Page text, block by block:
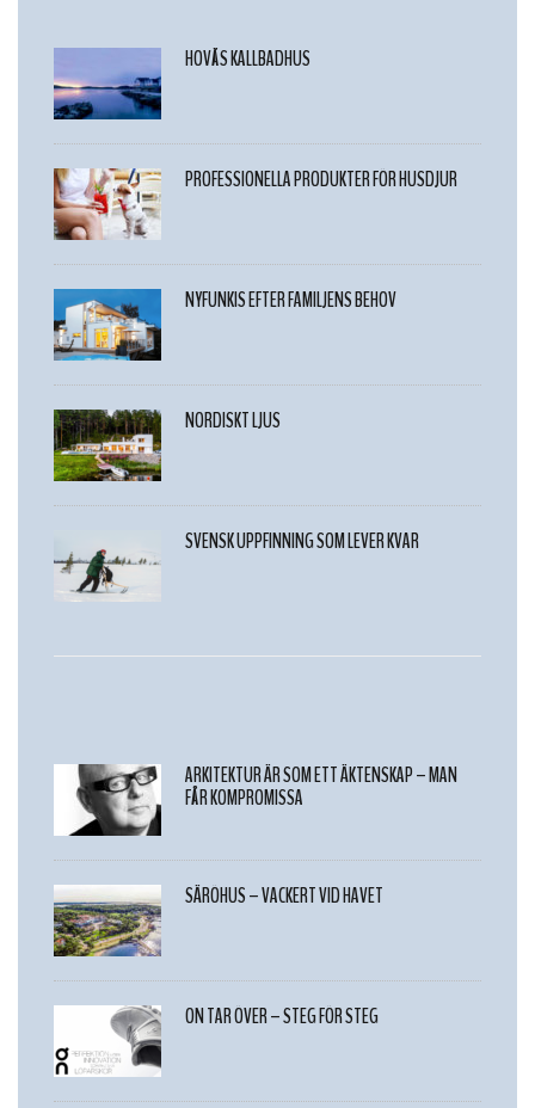
HOVÅS KALLBADHUS
PROFESSIONELLA PRODUKTER FÖR HUSDJUR
NYFUNKIS EFTER FAMILJENS BEHOV
NORDISKT LJUS
SVENSK UPPFINNING SOM LEVER KVAR
ARKITEKTUR ÄR SOM ETT ÄKTENSKAP – MAN
FÅR KOMPROMISSA
SÄRÖHUS – VACKERT VID HAVET
ON TAR ÖVER – STEG FÖR STEG